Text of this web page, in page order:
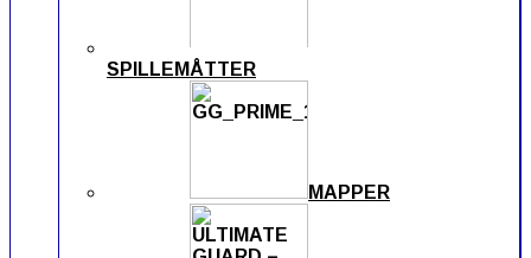
SPILLEMÅTTER
MAPPER